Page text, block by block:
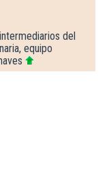
del
equipo